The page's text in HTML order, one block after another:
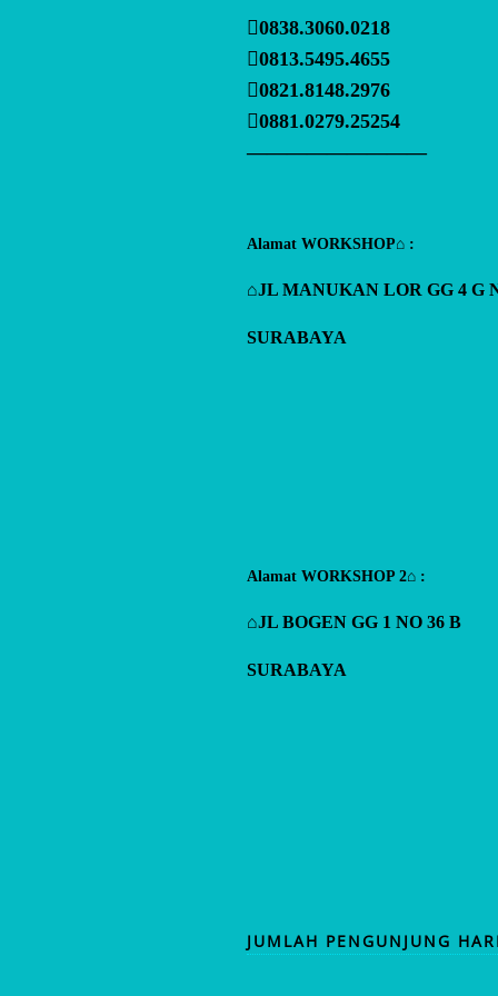
0838.3060.0218
0813.5495.4655
0821.8148.2976
0881.0279.25254
—————————
Alamat WORKSHOP⌂ :
⌂JL MANUKAN LOR GG 4 G
SURABAYA
Alamat WORKSHOP 2⌂ :
⌂JL BOGEN GG 1 NO 36 B
SURABAYA
JUMLAH PENGUNJUNG